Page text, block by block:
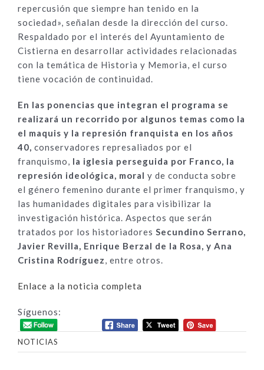
repercusión que siempre han tenido en la
sociedad», señalan desde la dirección del curso.
Respaldado por el interés del Ayuntamiento de
Cistierna en desarrollar actividades relacionadas
con la temática de Historia y Memoria, el curso
tiene vocación de continuidad.
En las ponencias que integran el programa se
realizará un recorrido por algunos temas como la
el maquis y la represión franquista en los años
40, conservadores represaliados por el
franquismo, la iglesia perseguida por Franco, la
represión ideológica, moral y de conducta sobre
el género femenino durante el primer franquismo, y
las humanidades digitales para visibilizar la
investigación histórica. Aspectos que serán
tratados por los historiadores Secundino Serrano,
Javier Revilla, Enrique Berzal de la Rosa, y Ana
Cristina Rodríguez, entre otros.
Enlace a la noticia completa
Síguenos:
NOTICIAS